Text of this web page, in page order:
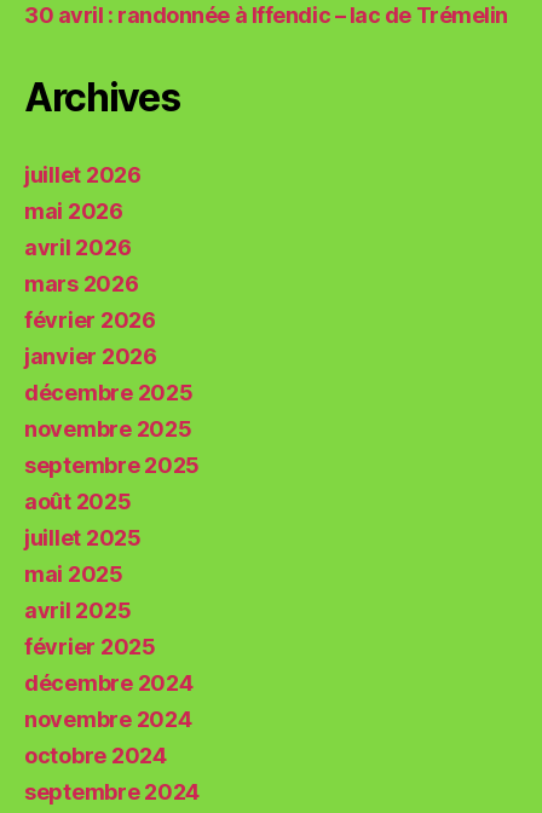
30 avril : randonnée à Iffendic – lac de Trémelin
Archives
juillet 2026
mai 2026
avril 2026
mars 2026
février 2026
janvier 2026
décembre 2025
novembre 2025
septembre 2025
août 2025
juillet 2025
mai 2025
avril 2025
février 2025
décembre 2024
novembre 2024
octobre 2024
septembre 2024